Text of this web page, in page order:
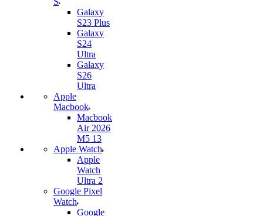
Galaxy
S23 Plus
Galaxy
S24
Ultra
Galaxy
S26
Ultra
Apple
Macbook
Macbook
Air 2026
M5 13
Apple Watch
Apple
Watch
Ultra 2
Google Pixel
Watch
Google